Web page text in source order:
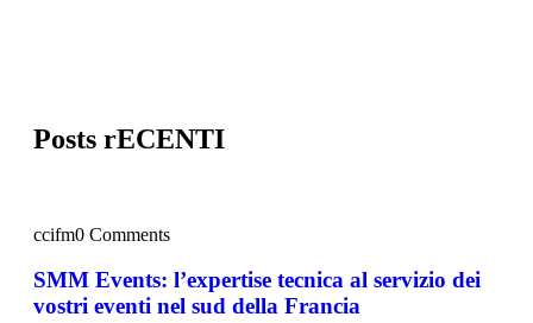
Posts rECENTI
ccifm0 Comments
SMM Events: l’expertise tecnica al servizio dei
vostri eventi nel sud della Francia